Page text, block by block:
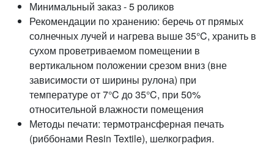
Минимальный заказ - 5 роликов
Рекомендации по хранению: беречь от прямых
солнечных лучей и нагрева выше 35°C, хранить в
сухом проветриваемом помещении в
вертикальном положении срезом вниз (вне
зависимости от ширины рулона) при
температуре от 7°C до 35°C, при 50%
относительной влажности помещения
Методы печати: термотрансферная печать
(риббонами Resin Textile), шелкография.